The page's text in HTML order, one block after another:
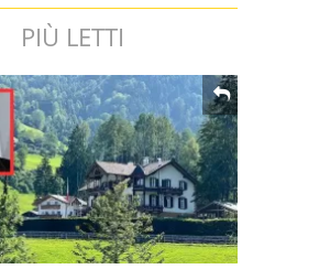
PIÙ LETTI